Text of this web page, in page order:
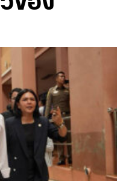
รคเพื่อไทย
ยิง รร.เทพศิรินทร์ นนทบุรี
กษาทั่วประเทศ-แก้ปมบูล